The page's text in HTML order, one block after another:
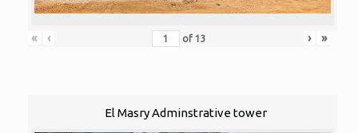
« ‹ of 13 › »
El Masry Adminstrative tower